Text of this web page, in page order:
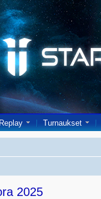
Replay Turnaukset
2025